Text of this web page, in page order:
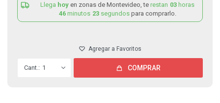
Llega hoy en zonas de Montevideo, te restan 03 horas
46 minutos 23 segundos para comprarlo.
1 COMPRAR